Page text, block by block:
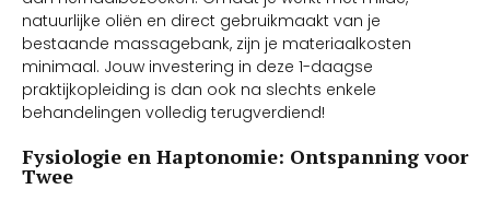
natuurlijke oliën en direct gebruikmaakt van je
bestaande massagebank, zijn je materiaalkosten
minimaal. Jouw investering in deze 1-daagse
praktijkopleiding is dan ook na slechts enkele
behandelingen volledig terugverdiend!
Fysiologie en Haptonomie: Ontspanning voor
Twee